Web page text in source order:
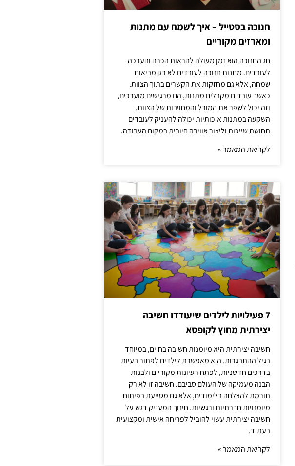
חנוכה בסטייל – איך לשמח עם מתנות
ומארזים מקוריים
חג החנוכה הוא זמן מעולה להראות הכרה והערכה
לעובדים. מתנות חנוכה לעובדים לא רק מביאות
שמחה, אלא גם מחזקות את הקשרים בתוך הצוות.
כאשר עובדים מקבלים מתנות, הם מרגישים מוערכים,
וזה יכול לשפר את המורל והמחויבות של הצוות.
השקעה במתנות איכותיות יכולה להעניק לעובדים
תחושת שייכות וליצור אווירה חיובית במקום העבודה.
לקריאת המאמר »
7 פעילויות לילדים שיעודדו חשיבה
יצירתית מחוץ לקופסא
חשיבה יצירתית היא מיומנות חשובה בחיים, במיוחד
בגיל ההתבגרות. היא מאפשרת לילדים לפתור בעיות
בדרכים חדשניות, לפתח רעיונות מקוריים ולבנות
הבנה מעמיקה של העולם סביבם. חשיבה זו לא רק
תורמת להצלחה בלימודים, אלא גם מסייעת בפיתוח
מיומנויות חברתיות ורגשיות. חינוך המעניק דגש על
חשיבה יצירתית עשוי להוביל לפריחה אישית ומקצועית
בעתיד.
לקריאת המאמר »